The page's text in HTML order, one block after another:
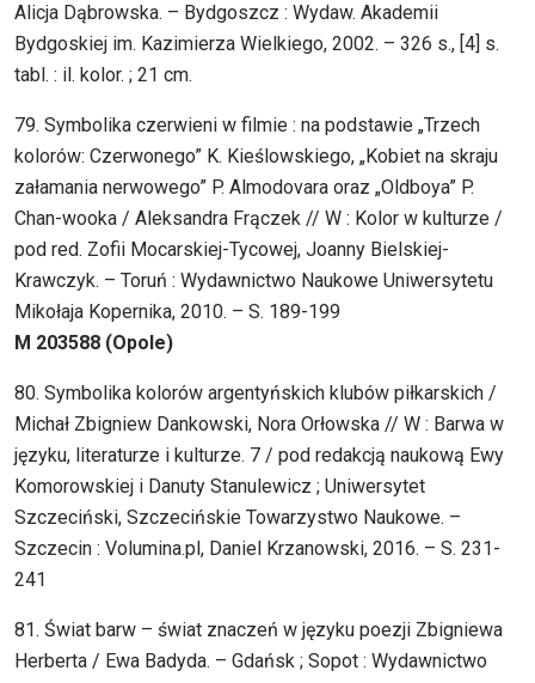
Alicja Dąbrowska. – Bydgoszcz : Wydaw. Akademii
Bydgoskiej im. Kazimierza Wielkiego, 2002. – 326 s., [4] s.
tabl. : il. kolor. ; 21 cm.
79. Symbolika czerwieni w filmie : na podstawie „Trzech
kolorów: Czerwonego” K. Kieślowskiego, „Kobiet na skraju
załamania nerwowego” P. Almodovara oraz „Oldboya” P.
Chan-wooka / Aleksandra Frączek // W : Kolor w kulturze /
pod red. Zofii Mocarskiej-Tycowej, Joanny Bielskiej-
Krawczyk. – Toruń : Wydawnictwo Naukowe Uniwersytetu
Mikołaja Kopernika, 2010. – S. 189-199
M 203588 (Opole)
80. Symbolika kolorów argentyńskich klubów piłkarskich /
Michał Zbigniew Dankowski, Nora Orłowska // W : Barwa w
języku, literaturze i kulturze. 7 / pod redakcją naukową Ewy
Komorowskiej i Danuty Stanulewicz ; Uniwersytet
Szczeciński, Szczecińskie Towarzystwo Naukowe. –
Szczecin : Volumina.pl, Daniel Krzanowski, 2016. – S. 231-
241
81. Świat barw – świat znaczeń w języku poezji Zbigniewa
Herberta / Ewa Badyda. – Gdańsk ; Sopot : Wydawnictwo